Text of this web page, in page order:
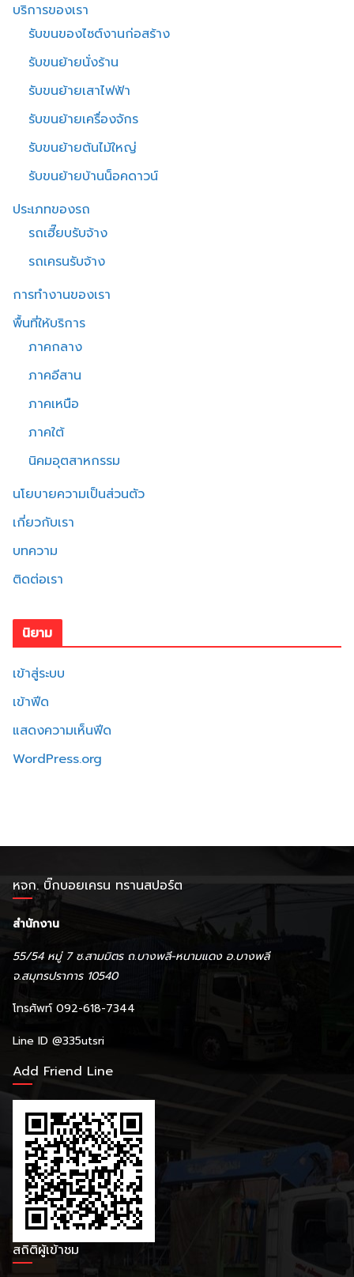
บริการของเรา
รับขนของไซต์งานก่อสร้าง
รับขนย้ายนั่งร้าน
รับขนย้ายเสาไฟฟ้า
รับขนย้ายเครื่องจักร
รับขนย้ายต้นไม้ใหญ่
รับขนย้ายบ้านน็อคดาวน์
ประเภทของรถ
รถเฮี๊ยบรับจ้าง
รถเครนรับจ้าง
การทำงานของเรา
พื้นที่ให้บริการ
ภาคกลาง
ภาคอีสาน
ภาคเหนือ
ภาคใต้
นิคมอุตสาหกรรม
นโยบายความเป็นส่วนตัว
เกี่ยวกับเรา
บทความ
ติดต่อเรา
นิยาม
เข้าสู่ระบบ
เข้าฟีด
แสดงความเห็นฟีด
WordPress.org
หจก. บิ๊กบอยเครน ทรานสปอร์ต
สำนักงาน
55/54 หมู่ 7 ซ.สามมิตร ถ.บางพลี-หนามแดง อ.บางพลี
จ.สมุทรปราการ 10540
โทรศัพท์ 092-618-7344
Line ID @335utsri
Add Friend Line
สถิติผู้เข้าชม